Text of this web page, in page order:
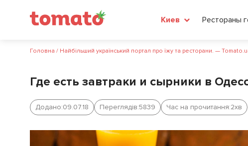
Киев Рестораны
Головна / Найбільший український портал про їжу та ресторани. —
Где есть завтраки и сырники в
Додано:09.07.18 Переглядів:5839 Час на прочитання:2хв